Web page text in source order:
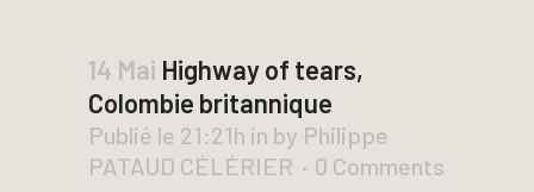
14 Mai Highway of tears,
Colombie britannique
Publié le 21:21h in by Philippe
PATAUD CÉLÉRIER
0 Comments